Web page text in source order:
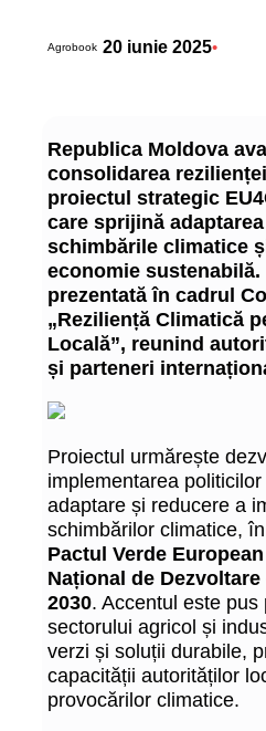
Agrobook 20 iunie 2025•
Republica Moldova
consolidarea
proiectul strategic
care sprijină
schimbările climatice
economie
prezentată în cadrul
„Reziliență Climatică
Locală”, reunind
și parteneri
Proiectul urmărește
implementarea
adaptare și reducere a
schimbărilor climatice,
Pactul Verde European
Național de
2030. Accentul este pus
sectorului agricol și
verzi și soluții durabile,
capacității autorităților
provocărilor climatice.